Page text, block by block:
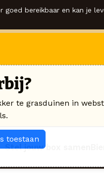
goed bereikbaar en kan je
Stel jouw box samen
te grasduinen in
toestaan